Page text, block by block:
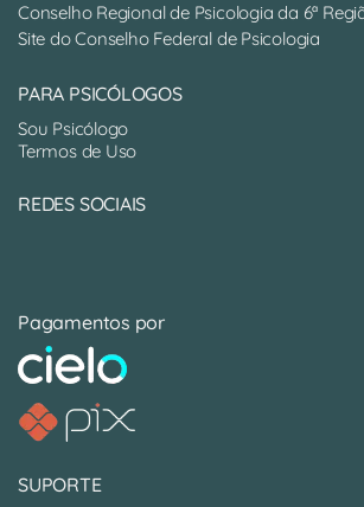
Conselho Regional de Psicologia da 6ª
Site do Conselho Federal de Psicologia
PARA PSICÓLOGOS
Sou Psicólogo
Termos de Uso
REDES SOCIAIS
Pagamentos por
SUPORTE